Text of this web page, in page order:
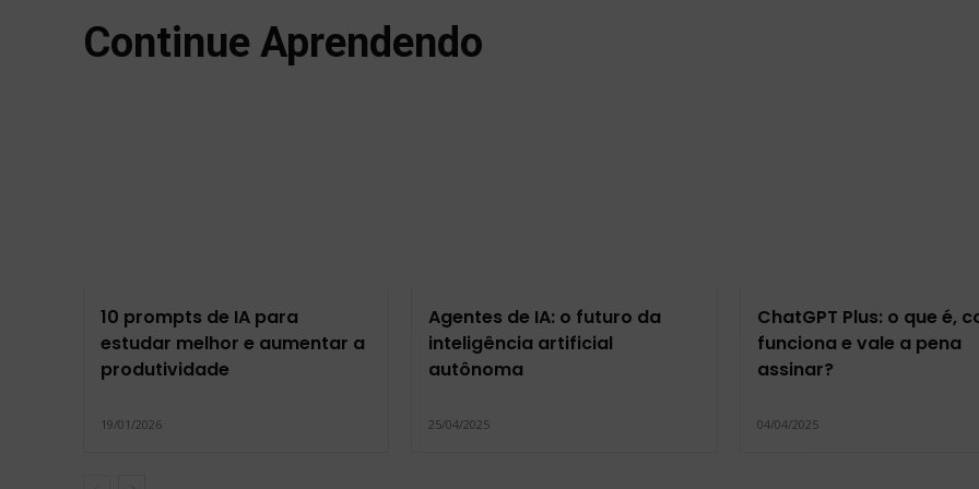
Continue Aprendendo
10 prompts de IA para
estudar melhor e aumentar a
produtividade
19/01/2026
Agentes de IA: o futuro da
inteligência artificial
autônoma
25/04/2025
ChatGPT Plus: o que é,
funciona e vale a pena
assinar?
04/04/2025